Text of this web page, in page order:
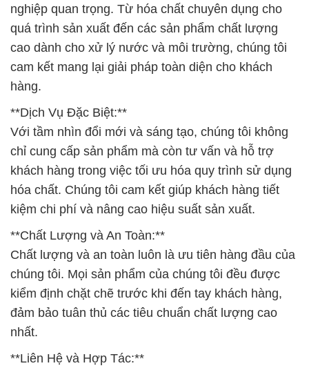
nghiệp quan trọng. Từ hóa chất chuyên dụng cho
quá trình sản xuất đến các sản phẩm chất lượng
cao dành cho xử lý nước và môi trường, chúng tôi
cam kết mang lại giải pháp toàn diện cho khách
hàng.
**Dịch Vụ Đặc Biệt:**
Với tầm nhìn đổi mới và sáng tạo, chúng tôi không
chỉ cung cấp sản phẩm mà còn tư vấn và hỗ trợ
khách hàng trong việc tối ưu hóa quy trình sử dụng
hóa chất. Chúng tôi cam kết giúp khách hàng tiết
kiệm chi phí và nâng cao hiệu suất sản xuất.
**Chất Lượng và An Toàn:**
Chất lượng và an toàn luôn là ưu tiên hàng đầu của
chúng tôi. Mọi sản phẩm của chúng tôi đều được
kiểm định chặt chẽ trước khi đến tay khách hàng,
đảm bảo tuân thủ các tiêu chuẩn chất lượng cao
nhất.
**Liên Hệ và Hợp Tác:**